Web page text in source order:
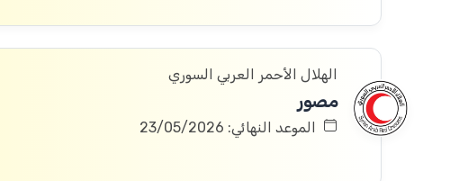
الهلال الأحمر العربي السوري
مصور
الموعد النهائي: 23/05/2026